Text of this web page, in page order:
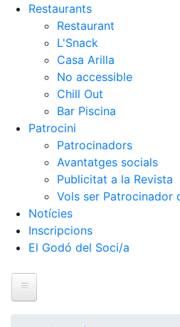
Restaurants
Restaurant
L'Snack
Casa Arilla
No accessible
Chill Out
Bar Piscina
Patrocini
Patrocinadors
Avantatges socials
Publicitat a la Revista
Vols ser Patrocinador
Notícies
Inscripcions
El Godó del Soci/a